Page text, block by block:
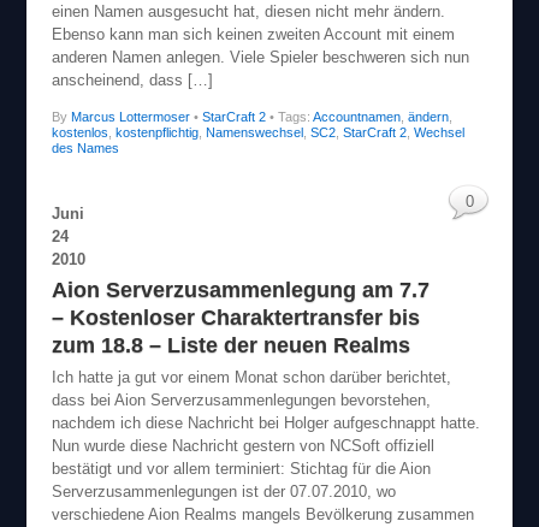
einen Namen ausgesucht hat, diesen nicht mehr ändern.
Ebenso kann man sich keinen zweiten Account mit einem
anderen Namen anlegen. Viele Spieler beschweren sich nun
anscheinend, dass […]
By Marcus Lottermoser• StarCraft 2 • Tags: Accountnamen, ändern,
kostenlos kostenpflichtig, Namenswechsel, SC2, StarCraft 2, Wechsel
des Names
Juni
24
2010
Aion Serverzusammenlegung am 7.7
– Kostenloser Charaktertransfer bis
zum 18.8 – Liste der neuen Realms
Ich hatte ja gut vor einem Monat schon darüber berichtet,
dass bei Aion Serverzusammenlegungen bevorstehen,
nachdem ich diese Nachricht bei Holger aufgeschnappt hatte.
Nun wurde diese Nachricht gestern von NCSoft offiziell
bestätigt und vor allem terminiert: Stichtag für die Aion
Serverzusammenlegungen ist der 07.07.2010, wo
verschiedene Aion Realms mangels Bevölkerung zusammen
0